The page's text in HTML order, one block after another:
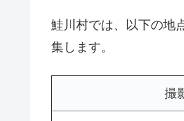
鮭川村では、以下の地
集します。
撮